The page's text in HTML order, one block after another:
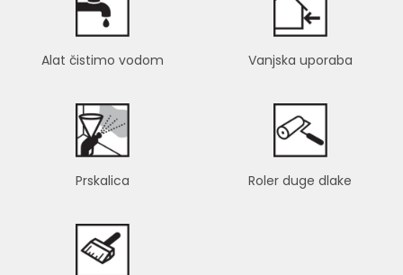
Alat čistimo vodom Vanjska uporaba
Prskalica Roler duge dlake